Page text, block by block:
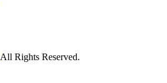
All Rights Reserved.